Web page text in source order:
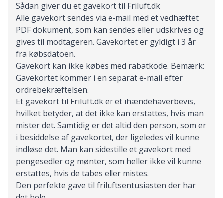
Sådan giver du et gavekort til Friluft.dk
Alle gavekort sendes via e-mail med et vedhæftet
PDF dokument, som kan sendes eller udskrives og
gives til modtageren. Gavekortet er gyldigt i 3 år
fra købsdatoen.
Gavekort kan ikke købes med rabatkode. Bemærk:
Gavekortet kommer i en separat e-mail efter
ordrebekræftelsen.
Et gavekort til Friluft.dk er et ihændehaverbevis,
hvilket betyder, at det ikke kan erstattes, hvis man
mister det. Samtidig er det altid den person, som er
i besiddelse af gavekortet, der ligeledes vil kunne
indløse det. Man kan sidestille et gavekort med
pengesedler og mønter, som heller ikke vil kunne
erstattes, hvis de tabes eller mistes.
Den perfekte gave til friluftsentusiasten der har